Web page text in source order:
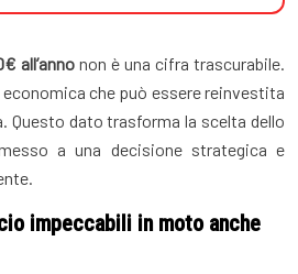
all’anno non è una cifra trascurabile.
che può essere reinvestita
Questo dato trasforma la scelta dello
a una decisione strategica e
impeccabili in moto anche